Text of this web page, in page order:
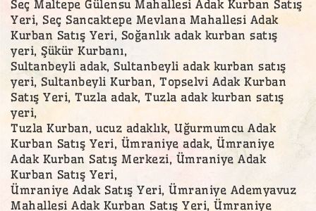
Seç Maltepe Gülensu Mahallesi Adak Kurban Satış
Yeri, Seç Sancaktepe Mevlana Mahallesi Adak
Kurban Satış Yeri, Soğanlık adak kurban satış
yeri, Şükür Kurbanı,
Sultanbeyli adak, Sultanbeyli adak kurban satış
yeri, Sultanbeyli Kurban, Topselvi Adak Kurban
Satış Yeri, Tuzla adak, Tuzla adak kurban satış
yeri,
Tuzla Kurban, ucuz adaklık, Uğurmumcu Adak
Kurban Satış Yeri, Ümraniye adak, Ümraniye
Adak Kurban Satış Merkezi, Ümraniye Adak
Kurban Satış Yeri,
Ümraniye Adak Satış Yeri, Ümraniye Ademyavuz
Mahallesi Adak Kurban Satış Yeri, Ümraniye